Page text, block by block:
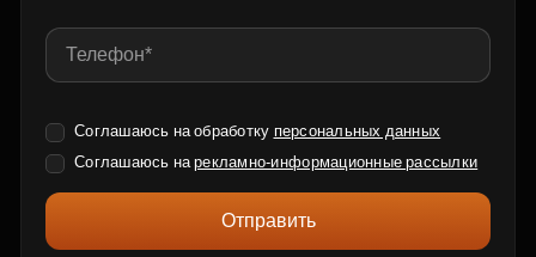
Соглашаюсь на обработку персональных данных
Соглашаюсь нарекламно-информационные рассылки
Отправить